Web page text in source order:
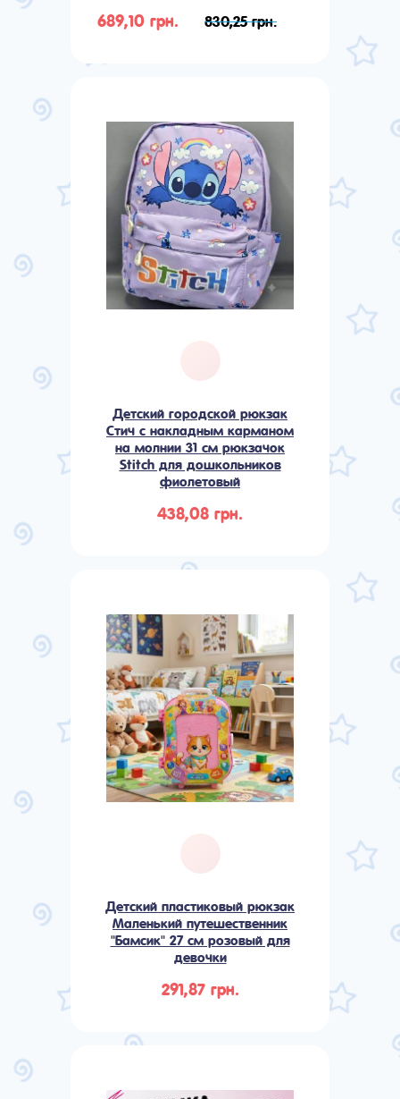
689,10 грн. 830,25 грн.
Детский городской рюкзак
Стич с накладным карманом
на молнии 31 см рюкзачок
Stitch для дошкольников
фиолетовый
438,08 грн.
Детский пластиковый рюкзак
Маленький путешественник
"Бамсик" 27 см розовый для
девочки
291,87 грн.